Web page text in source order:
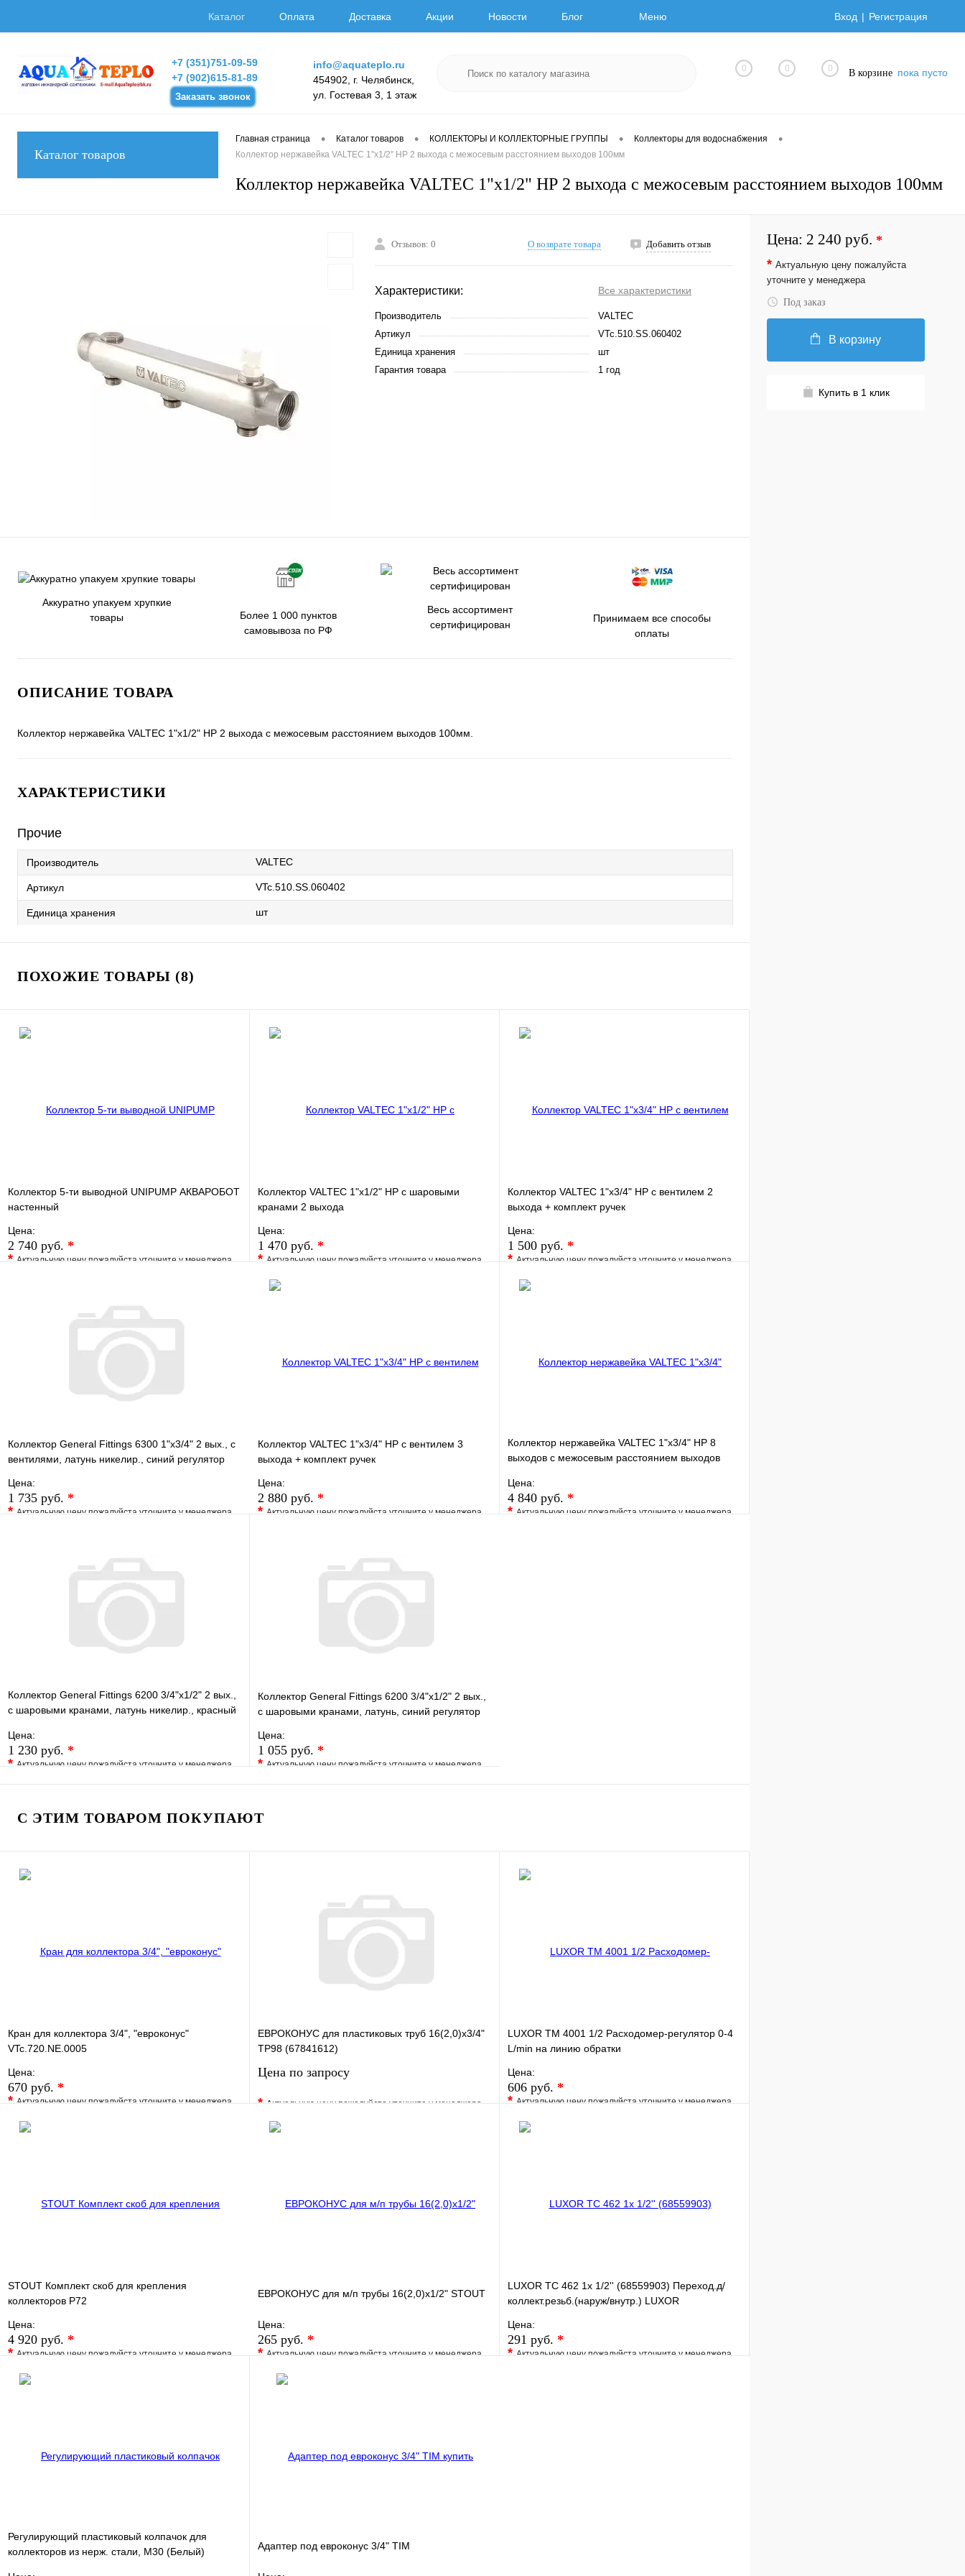
Каталог Оплата Доставка Акции Новости Блог Меню Вход Регистрация
+7 (351)751-09-59
+7 (902)615-81-89
Заказать звонок
info@aquateplo.ru
454902, г. Челябинск,
ул. Гостевая 3, 1 этаж
0 0 0 В корзине пока пусто
Каталог товаров
Главная страница • Каталог товаров • КОЛЛЕКТОРЫ И КОЛЛЕКТОРНЫЕ ГРУППЫ • Коллекторы для водоснабжения •
Коллектор нержавейка VALTEC 1"х1/2" НР 2 выхода с межосевым расстоянием выходов 100мм
Коллектор нержавейка VALTEC 1"х1/2" НР 2 выхода с межосевым расстоянием выходов 100мм
Отзывов: 0 О возврате товара Добавить отзыв
Характеристики: Все характеристики
Производитель
VALTEC
Артикул
VTc.510.SS.060402
Единица хранения
шт
Гарантия товара
1 год
Аккуратно упакуем хрупкие
товары
Более 1 000 пунктов
самовывоза по РФ
Весь ассортимент
сертифицирован
Принимаем все способы
оплаты
ОПИСАНИЕ ТОВАРА
Коллектор нержавейка VALTEC 1"х1/2" НР 2 выхода с межосевым расстоянием выходов 100мм.
ХАРАКТЕРИСТИКИ
Прочие
Производитель VALTEC
Артикул VTc.510.SS.060402
Единица хранения шт
ПОХОЖИЕ ТОВАРЫ (8)
Коллектор 5-ти выводной UNIPUMP АКВАРОБОТ
настенный
Цена:
2 740 руб. *
*Актуальную цену пожалуйста уточните у менеджера
В корзину
Коллектор VALTEC 1"х1/2" НР с шаровыми
кранами 2 выхода
Цена:
1 470 руб. *
*Актуальную цену пожалуйста уточните у менеджера
В избранное
Коллектор VALTEC 1"х3/4" НР с вентилем 2
выхода + комплект ручек
Цена:
1 500 руб. *
*Актуальную цену пожалуйста уточните у менеджера
В избранное
Коллектор General Fittings 6300 1"х3/4" 2 вых., c
вентилями, латунь никелир., синий регулятор
Цена:
1 735 руб. *
*Актуальную цену пожалуйста уточните у менеджера
В корзину
Коллектор VALTEC 1"х3/4" НР с вентилем 3
выхода + комплект ручек
Цена:
2 880 руб. *
*Актуальную цену пожалуйста уточните у менеджера
В корзину
Коллектор нержавейка VALTEC 1"х3/4" НР 8
выходов с межосевым расстоянием выходов
Цена:
4 840 руб. *
*Актуальную цену пожалуйста уточните у менеджера
Коллектор General Fittings 6200 3/4"х1/2" 2 вых.,
c шаровыми кранами, латунь никелир., красный
Цена:
1 230 руб. *
*Актуальную цену пожалуйста уточните у менеджера
В избранное Сравнение
В корзину
Коллектор General Fittings 6200 3/4"х1/2" 2 вых.,
c шаровыми кранами, латунь, синий регулятор
Цена:
1 055 руб. *
*Актуальную цену пожалуйста уточните у менеджера
В избранное Сравнение
В корзину
С ЭТИМ ТОВАРОМ ПОКУПАЮТ
Кран для коллектора 3/4", "евроконус"
VTc.720.NE.0005
Цена:
670 руб. *
*Актуальную цену пожалуйста уточните у менеджера
В избранное
ЕВРОКОНУС для пластиковых труб 16(2,0)x3/4"
ТР98 (67841612)
Цена по запросу
*Актуальную цену пожалуйста уточните у менеджера
В избранное
LUXOR TM 4001 1/2 Расходомер-регулятор 0-4
L/min на линию обратки
Цена:
606 руб. *
*Актуальную цену пожалуйста уточните у менеджера
В избранное
STOUT Комплект скоб для крепления
коллекторов P72
Цена:
4 920 руб. *
*Актуальную цену пожалуйста уточните у менеджера
В избранное
ЕВРОКОНУС для м/п трубы 16(2,0)x1/2" STOUT
Цена:
265 руб. *
*Актуальную цену пожалуйста уточните у менеджера
В избранное
LUXOR TC 462 1х 1/2'' (68559903) Переход.д/
коллект.резьб.(наруж/внутр.) LUXOR
Цена:
291 руб. *
*Актуальную цену пожалуйста уточните у менеджера
Регулирующий пластиковый колпачок для
коллекторов из нерж. стали, M30 (Белый)
Адаптер под евроконус 3/4" TIM
Цена: 2 240 руб. *
* Актуальную цену пожалуйста
уточните у менеджера
Под заказ
В корзину
Купить в 1 клик